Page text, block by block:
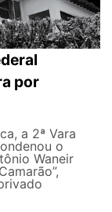
por
a 2ª Vara
o
Waneir